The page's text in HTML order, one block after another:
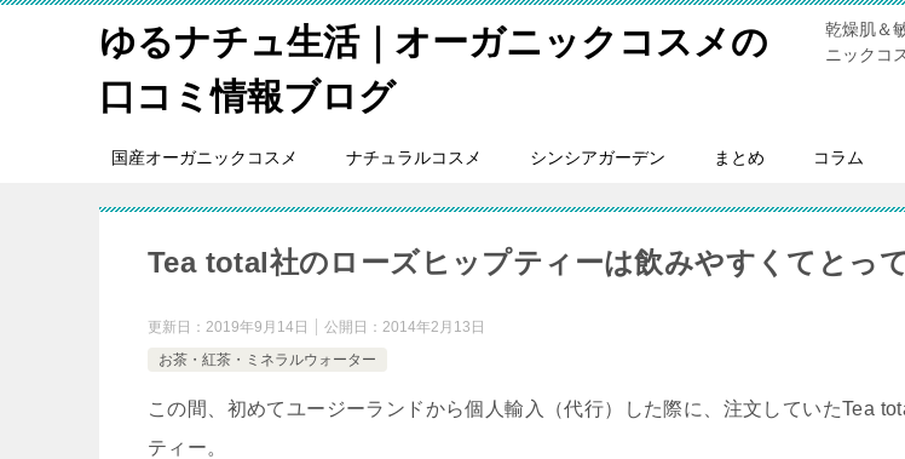
ゆるナチュ生活｜オーガニックコスメの
口コミ情報ブログ
乾燥肌＆
ニックコ
国産オーガニックコスメ ナチュラルコスメ シンシアガーデン まとめ コラム
Tea total社のローズヒップティーは飲みやすくてとっ
更新日： 2019年9月14日 公開日： 2014年2月13日
お茶・紅茶・ミネラルウォーター
この間、初めてユージーランドから個人輸入（代行）した際に、注文していたTea
ティー。